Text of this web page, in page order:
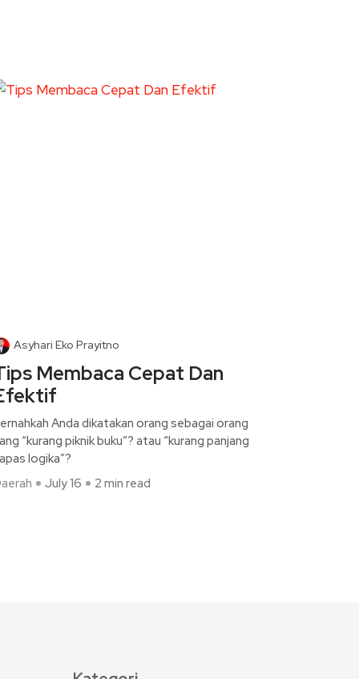
Asyhari Eko Prayitno
Membaca Cepat Dan
Anda dikatakan orang sebagai orang
“kurang piknik buku”? atau “kurang panjang
logika”?
July 16 2 min read